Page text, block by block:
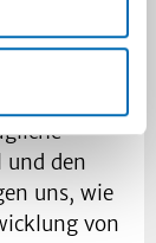
könnten.
von KI,
und den
uns, wie
von